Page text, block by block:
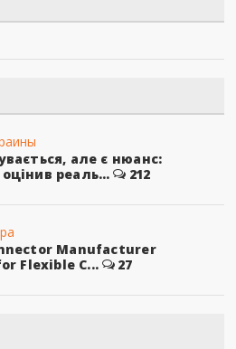
але є нюанс:
реаль...
212
Manufacturer
Flexible C...
27